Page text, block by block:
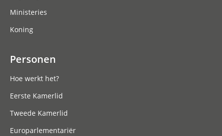
Ministeries
Koning
Personen
Hoe werkt het?
Eerste Kamerlid
Tweede Kamerlid
Europarlementariër